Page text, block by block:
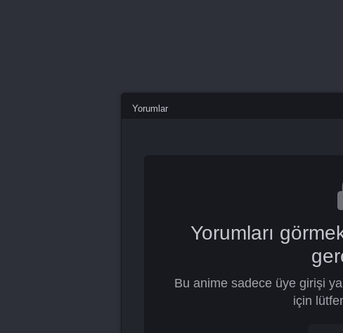
Yorumlar
Yorumları
Bu anime sadece üye girişi
için